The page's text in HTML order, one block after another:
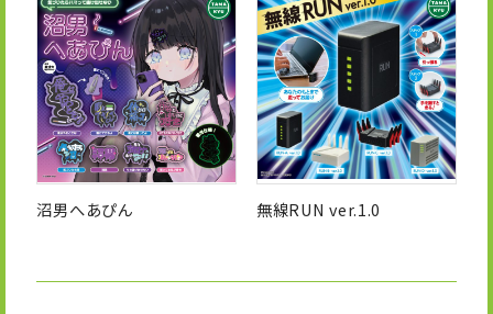
沼男へあぴん 無線RUN ver.1.0